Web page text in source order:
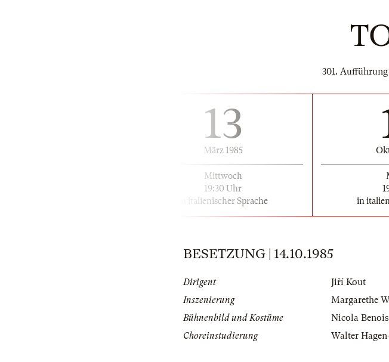
301.
13
März 1985
Mittwoch
19:30 Uhr
in italienischer Sprache
in
BESETZUNG | 14.10.1985
Dirigent
Jiří Kout
Inszenierung
Margarethe
Bühnenbild und Kostüme
Nicola Benois
Choreinstudierung
Walter